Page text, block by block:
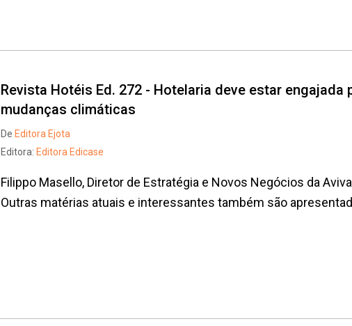
Revista Hotéis Ed. 272 - Hotelaria deve estar engajada
mudanças climáticas
De Editora Ejota
Editora: Editora Edicase
Filippo Masello, Diretor de Estratégia e Novos Negócios da
Outras matérias atuais e interessantes também são